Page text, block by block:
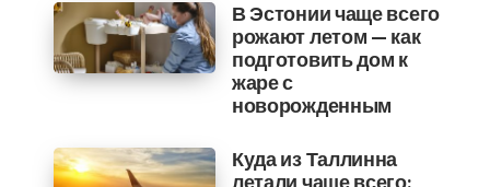
В Эстонии чаще всего
рожают летом — как
подготовить дом к
жаре с
новорожденным
Куда из Таллинна